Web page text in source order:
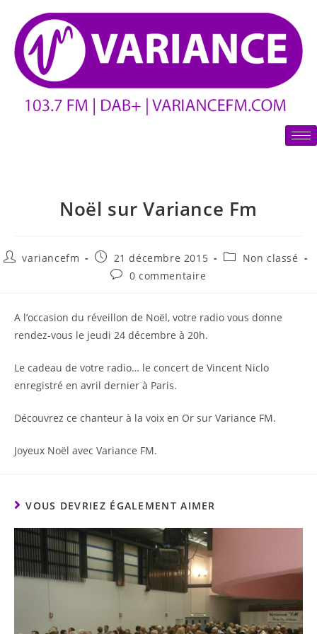
Noël sur Variance Fm
variancefm 21 décembre 2015
Non classé
0 commentaire
A l’occasion du réveillon de Noël, votre radio vous donne
rendez-vous le jeudi 24 décembre à 20h.
Le cadeau de votre radio… le concert de Vincent Niclo
enregistré en avril dernier à Paris.
Découvrez ce chanteur à la voix en Or sur Variance FM.
Joyeux Noël avec Variance FM.
VOUS DEVRIEZ ÉGALEMENT AIMER